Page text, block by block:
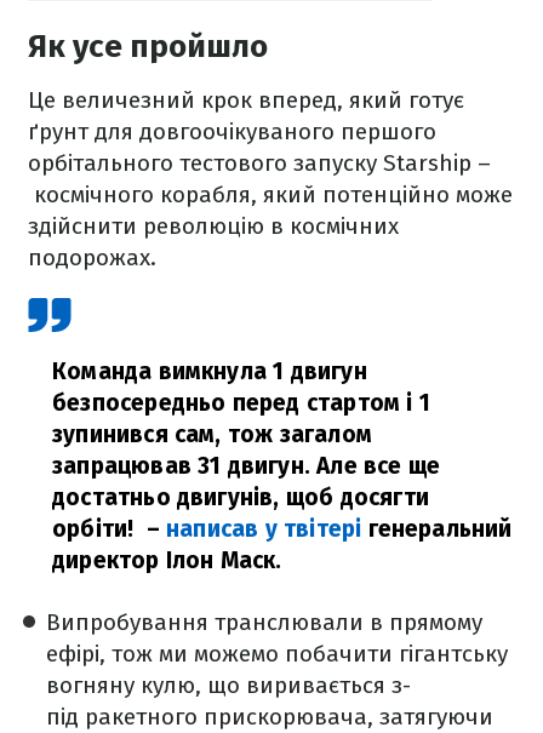
Як усе пройшло
Це величезний крок вперед, який готує
ґрунт для довгоочікуваного першого
орбітального тестового запуску Starship –
космічного корабля, який потенційно може
здійснити революцію в космічних
подорожах.
Команда вимкнула 1 двигун
безпосередньо перед стартом і 1
зупинився сам, тож загалом
запрацював 31 двигун. Але все ще
достатньо двигунів, щоб досягти
орбіти! – написав у твітері генеральний
директор Ілон Маск.
Випробування транслювали в прямому
ефірі, тож ми можемо побачити гігантську
вогняну кулю, що виривається з-
під ракетного прискорювача, затягуючи